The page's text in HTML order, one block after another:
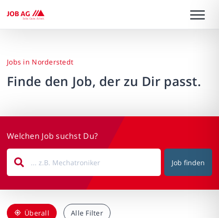
Jobs in Norderstedt
Finde den Job, der zu Dir passt.
Welchen Job suchst Du?
Job finden
Überall Alle Filter